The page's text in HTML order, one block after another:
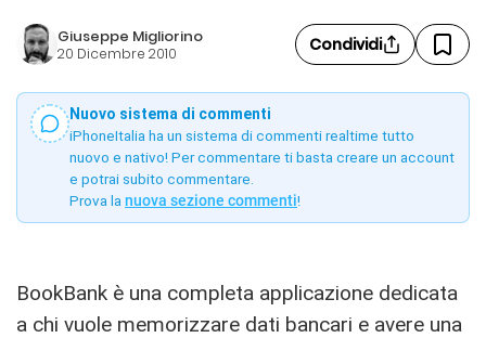
Giuseppe Migliorino
20 Dicembre 2010 Condividi
Nuovo sistema di commenti
iPhoneItalia ha un sistema di commenti realtime tutto
nuovo e nativo! Per commentare ti basta creare un account
e potrai subito commentare.
Prova la nuova sezione commenti!
BookBank è una completa applicazione dedicata
a chi vuole memorizzare dati bancari e avere una